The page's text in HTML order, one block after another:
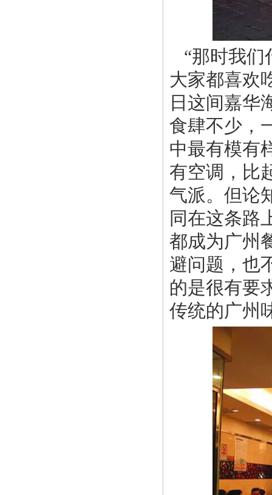
“那时我
大家都喜欢
日这间嘉华
食肆不少，
中最有模有
有空调，比
气派。但论
同在这条路
都成为广州
避问题，也
的是很有要
传统的广州